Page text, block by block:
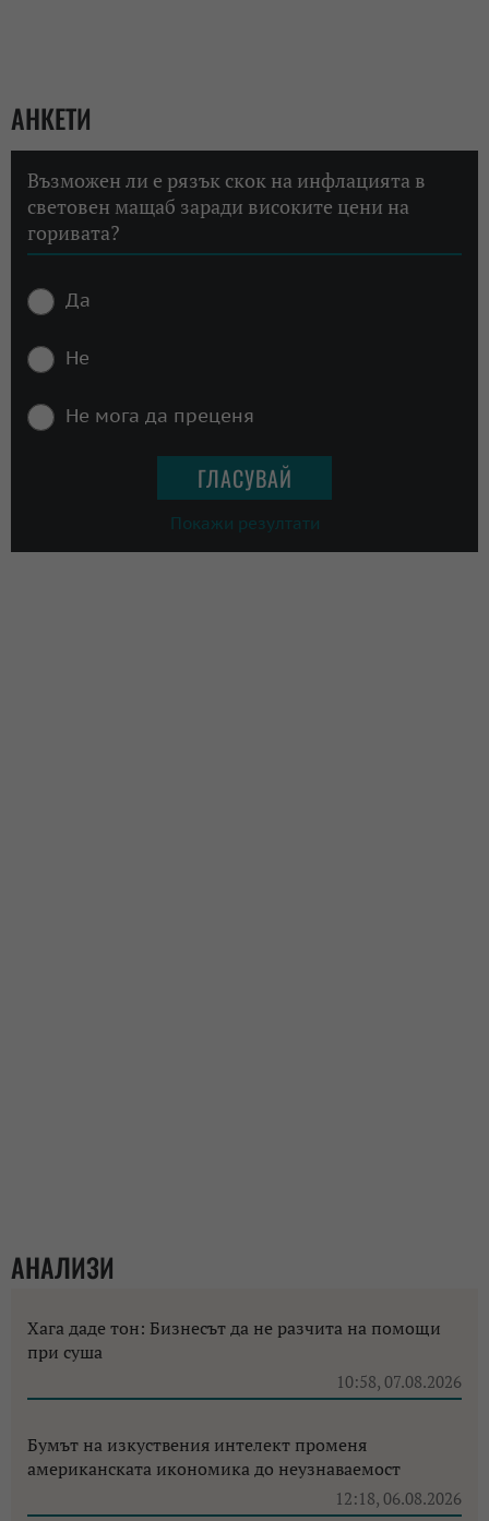
АНКЕТИ
Възможен ли е рязък скок на инфлацията в
световен мащаб заради високите цени на
горивата?
Да
Не
Не мога да преценя
Покажи резултати
АНАЛИЗИ
Хага даде тон: Бизнесът да не разчита на помощи
при суша
10:58, 07.08.2026
Бумът на изкуствения интелект променя
американската икономика до неузнаваемост
12:18, 06.08.2026